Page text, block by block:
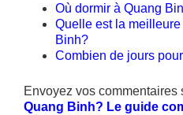
Où dormir à Quang
Quelle est la
Binh?
Combien de jours
Envoyez vos commentaires
Quang Binh? Le guide